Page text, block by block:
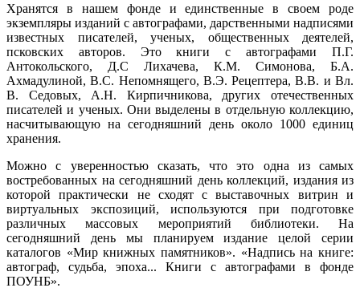
Хранятся в нашем фонде и единственные в своем роде
экземпляры изданий с автографами, дарственными надписями
известных писателей, ученых, общественных деятелей,
псковских авторов. Это книги с автографами П.Г.
Антокольского, Д.С Лихачева, К.М. Симонова, Б.А.
Ахмадулиной, В.С. Непомнящего, В.Э. Рецептера, В.В. и Вл.
В. Седовых, А.Н. Кирпичникова, других отечественных
писателей и ученых. Они выделены в отдельную коллекцию,
насчитывающую на сегодняшний день около 1000 единиц
хранения.
Можно с уверенностью сказать, что это одна из самых
востребованных на сегодняшний день коллекций, издания из
которой практически не сходят с выставочных витрин и
виртуальных экспозиций, используются при подготовке
различных массовых мероприятий библиотеки. На
сегодняшний день мы планируем издание целой серии
каталогов «Мир книжных памятников». «Надпись на книге:
автограф, судьба, эпоха... Книги с автографами в фонде
ПОУНБ».